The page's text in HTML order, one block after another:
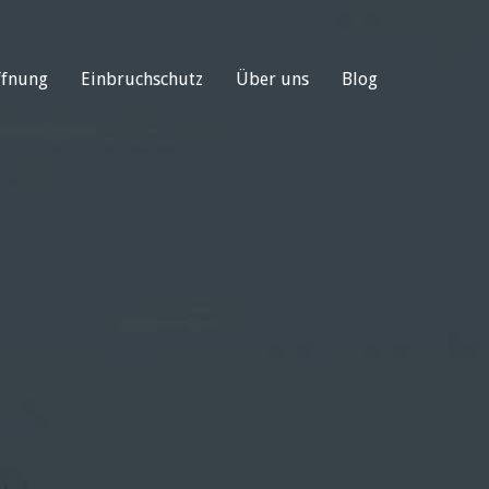
Einbruchschutz Über uns Blog